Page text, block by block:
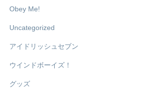
Obey Me!
Uncategorized
アイドリッシュセブン
ウインドボーイズ！
グッズ